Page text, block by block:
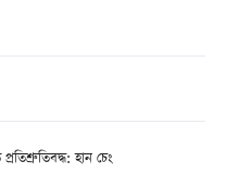
হান চেং